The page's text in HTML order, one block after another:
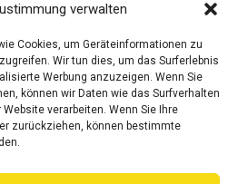
verwalten
Cookies, um Geräteinformationen zu
Wir tun dies, um das Surferlebnis
Werbung anzuzeigen. Wenn Sie
können wir Daten wie das Surfverhalten
verarbeiten. Wenn Sie Ihre
zurückziehen, können bestimmte
-
Nächster Beitrag
Parkett Und
Fußbodenheizung